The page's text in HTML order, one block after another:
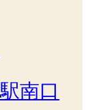
南口